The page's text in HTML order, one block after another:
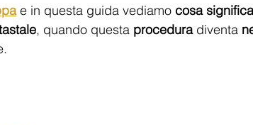
e in questa guida vediamo cosa
, quando questa procedura diventa